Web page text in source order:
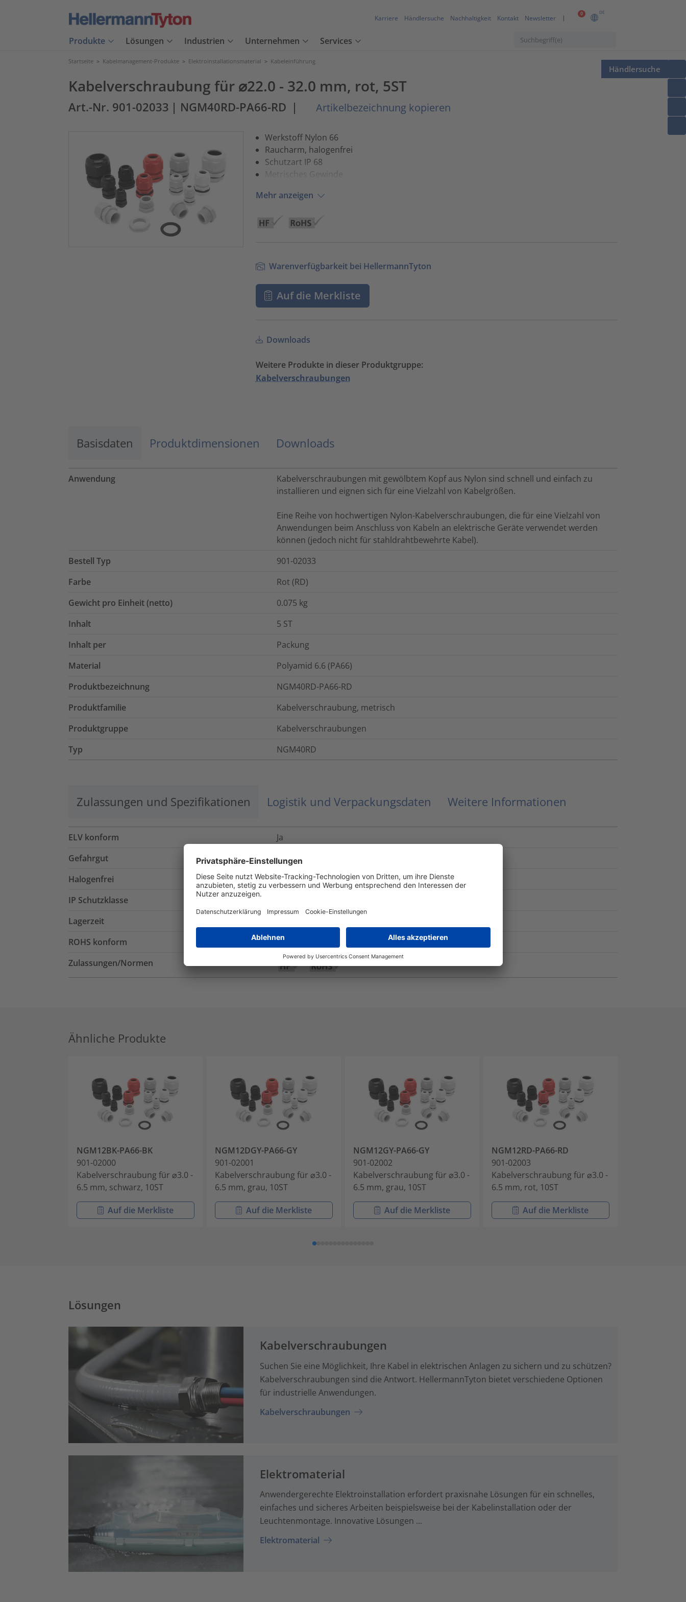
0 DE
Karriere Händlersuche Nachhaltigkeit Kontakt Newsletter
Produkte Lösungen Industrien Unternehmen Services
Händlersuche
Startseite > Kabelmanagement-Produkte > Elektroinstallationsmaterial > Kabeleinführung
Kabelverschraubung für ⌀22.0 - 32.0 mm, rot, 5ST
Art.-Nr. 901-02033 | NGM40RD-PA66-RD | Artikelbezeichnung kopieren
Werkstoff Nylon 66
Raucharm, halogenfrei
Schutzart IP 68
Metrisches Gewinde
Mehr anzeigen
Warenverfügbarkeit bei HellermannTyton
Auf die Merkliste
Downloads
Weitere Produkte in dieser Produktgruppe:
Kabelverschraubungen
Basisdaten Produktdimensionen Downloads
Anwendung
Kabelverschraubungen mit gewölbtem Kopf aus Nylon sind schnell und einfach zu
installieren und eignen sich für eine Vielzahl von Kabelgrößen.
Eine Reihe von hochwertigen Nylon-Kabelverschraubungen, die für eine Vielzahl von
Anwendungen beim Anschluss von Kabeln an elektrische Geräte verwendet werden
können (jedoch nicht für stahldrahtbewehrte Kabel).
Bestell Typ
901-02033
Farbe
Rot (RD)
Gewicht pro Einheit (netto)
0.075 kg
Inhalt
5 ST
Inhalt per
Packung
Material
Polyamid 6.6 (PA66)
Produktbezeichnung
NGM40RD-PA66-RD
Produktfamilie
Kabelverschraubung, metrisch
Produktgruppe
Kabelverschraubungen
Typ
NGM40RD
Zulassungen und Spezifikationen Logistik und Verpackungsdaten Weitere Informationen
ELV konform
Ja
Gefahrgut
Nein
Halogenfrei
Ja
IP Schutzklasse
Lagerzeit
ROHS konform
Ja
Zulassungen/Normen
Ähnliche Produkte
NGM12BK-PA66-BK
901-02000
Kabelverschraubung für ⌀3.0 -
6.5 mm, schwarz, 10ST
Auf die Merkliste
NGM12DGY-PA66-GY
901-02001
Kabelverschraubung für ⌀3.0 -
6.5 mm, grau, 10ST
Auf die Merkliste
NGM12GY-PA66-GY
901-02002
Kabelverschraubung für ⌀3.0 -
6.5 mm, grau, 10ST
Auf die Merkliste
NGM12RD-PA66-RD
901-02003
Kabelverschraubung für ⌀3.0 -
6.5 mm, rot, 10ST
Auf die Merkliste
Lösungen
Kabelverschraubungen
Suchen Sie eine Möglichkeit, Ihre Kabel in elektrischen Anlagen zu sichern und zu schützen?
Kabelverschraubungen sind die Antwort. HellermannTyton bietet verschiedene Optionen
für industrielle Anwendungen.
Kabelverschraubungen
Elektromaterial
Anwendergerechte Elektroinstallation erfordert praxisnahe Lösungen für ein schnelles,
einfaches und sicheres Arbeiten beispielsweise bei der Kabelinstallation oder der
Leuchtenmontage. Innovative Lösungen ...
Elektromaterial